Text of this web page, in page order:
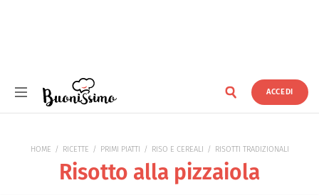
ACCEDI
HOME RICETTE PRIMI PIATTI RISO E CEREALI RISOTTI TRADIZIONALI
Risotto alla pizzaiola